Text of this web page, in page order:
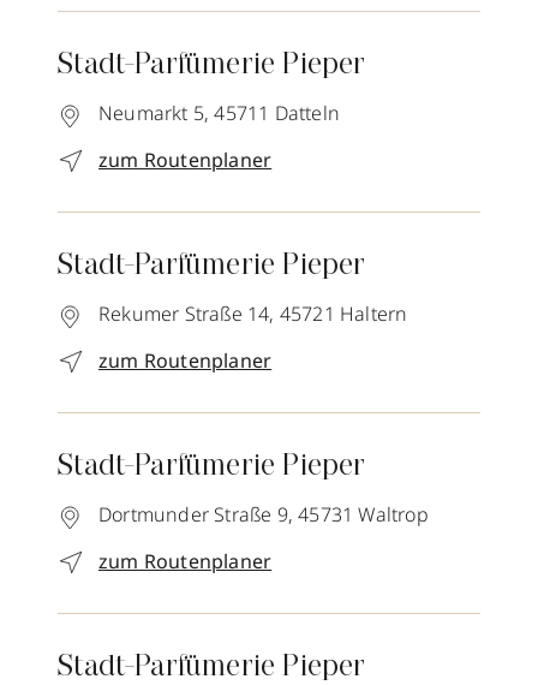
Stadt-Parfümerie Pieper
Neumarkt 5, 45711 Datteln
zum Routenplaner
Stadt-Parfümerie Pieper
Rekumer Straße 14, 45721 Haltern
zum Routenplaner
Stadt-Parfümerie Pieper
Dortmunder Straße 9, 45731 Waltrop
zum Routenplaner
Stadt-Parfümerie Pieper